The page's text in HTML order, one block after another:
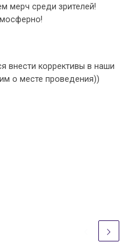
мерч среди зрителей!
внести коррективы в наши
о месте проведения))